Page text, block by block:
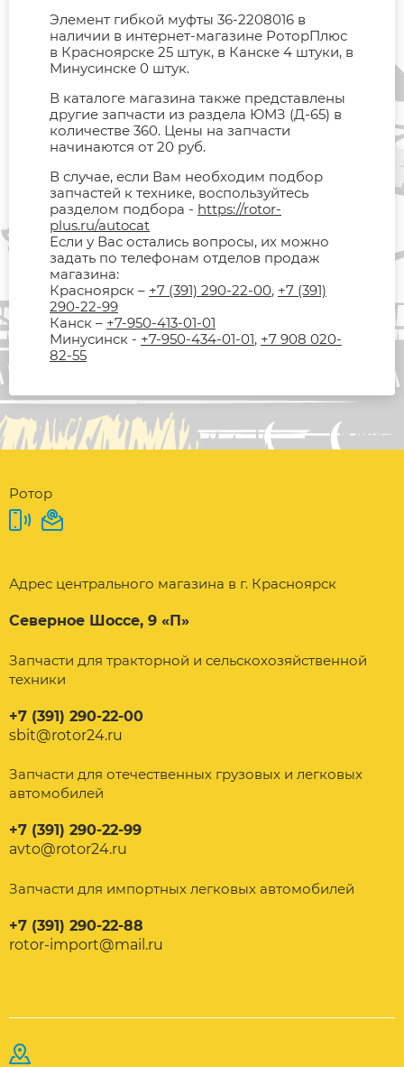
Элемент гибкой муфты 36-2208016 в
наличии в интернет-магазине РоторПлюс
в Красноярске 25 штук, в Канске 4 штуки, в
Минусинске 0 штук.
В каталоге магазина также представлены
другие запчасти из раздела ЮМЗ (Д-65) в
количестве 360. Цены на запчасти
начинаются от 20 руб.
В случае, если Вам необходим подбор
запчастей к технике, воспользуйтесь
разделом подбора - https://rotor-
plus.ru/autocat
Если у Вас остались вопросы, их можно
задать по телефонам отделов продаж
магазина:
Красноярск – +7 (391) 290-22-00, +7 (391)
290-22-99
Канск – +7-950-413-01-01
Минусинск - +7-950-434-01-01, +7 908 020-
82-55
Ротор
Адрес центрального магазина в г. Красноярск
Северное Шоссе, 9 «П»
Запчасти для тракторной и сельскохозяйственной
техники
+7 (391) 290-22-00
sbit@rotor24.ru
Запчасти для отечественных грузовых и легковых
автомобилей
+7 (391) 290-22-99
avto@rotor24.ru
Запчасти для импортных легковых автомобилей
+7 (391) 290-22-88
rotor-import@mail.ru